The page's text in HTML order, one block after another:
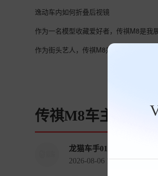
逸动车内如何折叠后视镜
传祺M8车主点评
龙猫车手01429365
2026-08-06 10:43:44